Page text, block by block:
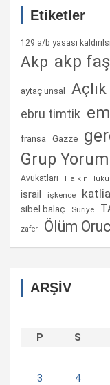
Etiketler
129 a/b yasası
Akp akp
aytaç ünsal
ebru timtik
fransa Gazze
Grup Yorum
Avukatları
Halkın
israil işkence
sibel balaç Suriye
zafer Ölüm
ARŞİV
P
S
3
4